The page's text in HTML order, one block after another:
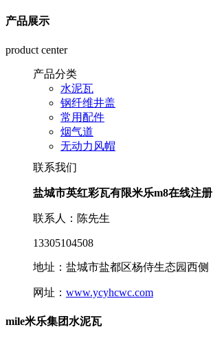
产品展示
product center
产品分类
水泥瓦
钢纤维井盖
常用配件
烟气道
无动力风帽
联系我们
盐城市英红彩瓦有限米乐m8在线注册
联系人：陈先生
13305104508
地址：盐城市盐都区杨侍生态园西侧
网址： www.ycyhcwc.com
mile米乐集团水泥瓦